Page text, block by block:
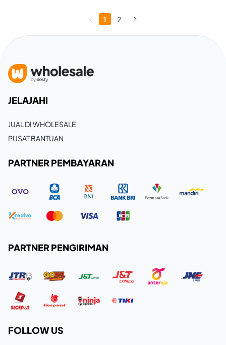
1 2
JELAJAHI
JUAL DI WHOLESALE
PUSAT BANTUAN
PARTNER PEMBAYARAN
PARTNER PENGIRIMAN
FOLLOW US